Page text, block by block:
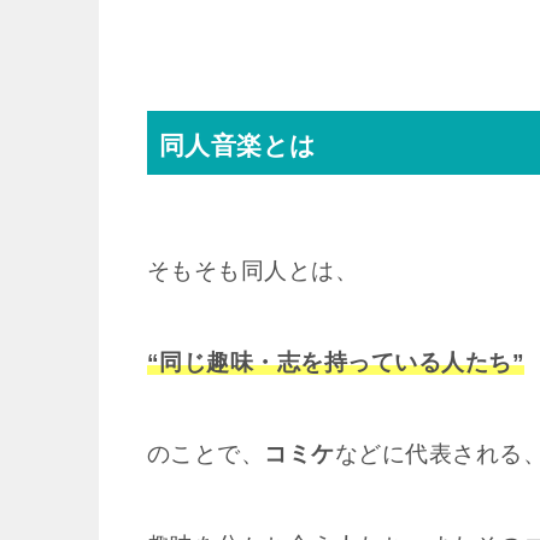
同人音楽とは
そもそも同人とは、
“同じ趣味・志を持っている人たち”
のことで、 コミケなどに代表される